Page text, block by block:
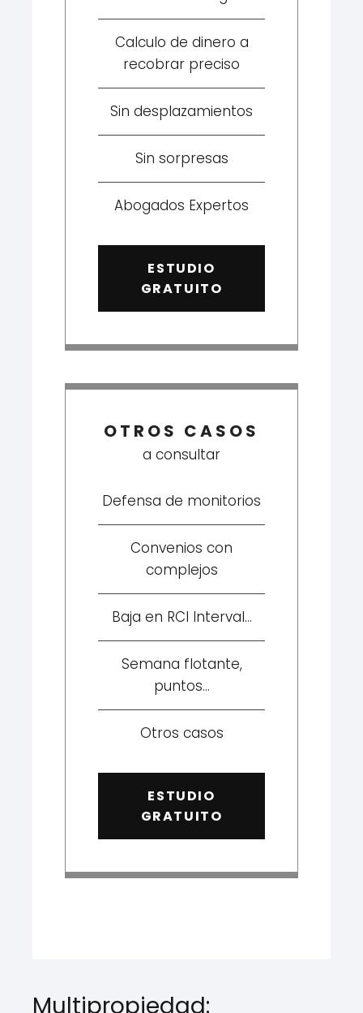
Calculo de dinero a
recobrar preciso
Sin desplazamientos
Sin sorpresas
Abogados Expertos
ESTUDIO
GRATUITO
OTROS CASOS
a consultar
Defensa de monitorios
Convenios con
complejos
Baja en RCI Interval...
Semana flotante,
puntos...
Otros casos
ESTUDIO
GRATUITO
Multipropiedad: